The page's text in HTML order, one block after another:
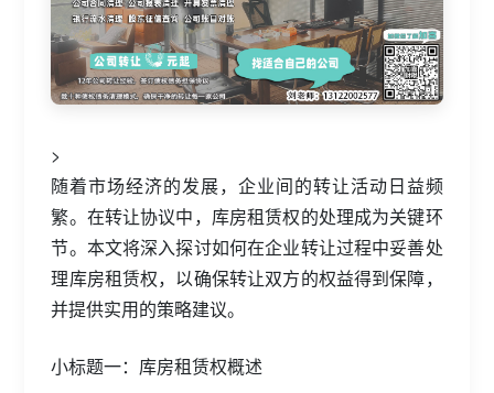
>
随着市场经济的发展，企业间的转让活动日益频
繁。在转让协议中，库房租赁权的处理成为关键环
节。本文将深入探讨如何在企业转让过程中妥善处
理库房租赁权，以确保转让双方的权益得到保障，
并提供实用的策略建议。
小标题一：库房租赁权概述